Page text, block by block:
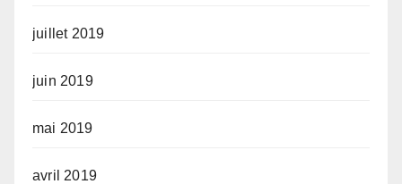
juillet 2019
juin 2019
mai 2019
avril 2019